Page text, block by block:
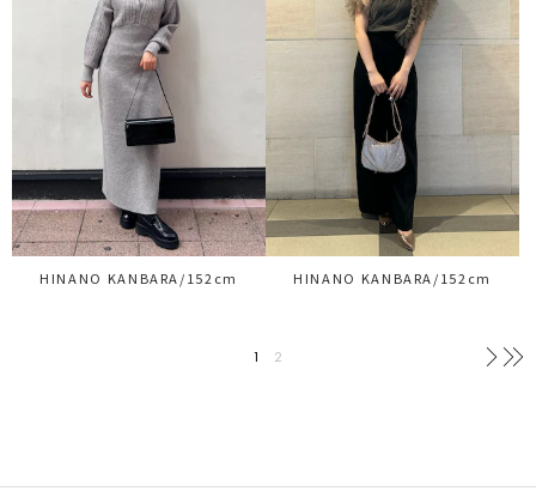
HINANO KANBARA/152cm HINANO KANBARA/152cm
1 2 次へ